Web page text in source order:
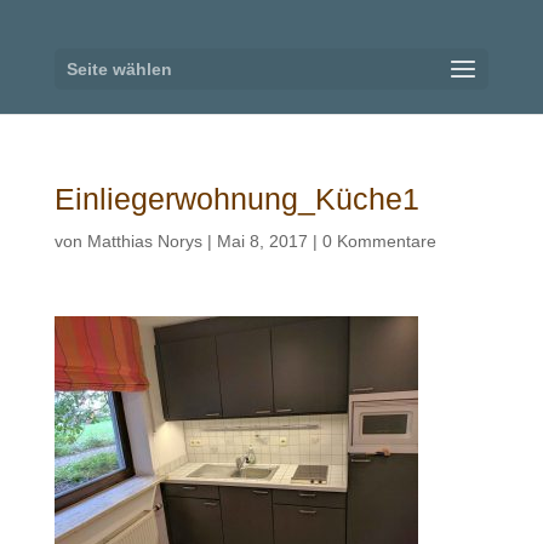
Seite wählen
Einliegerwohnung_Küche1
von Matthias Norys| Mai 8, 2017 | 0 Kommentare